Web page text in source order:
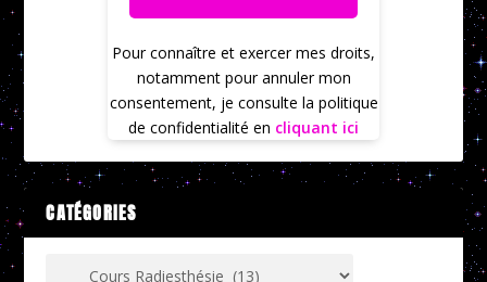
Pour connaître et exercer mes droits,
notamment pour annuler mon
consentement, je consulte la politique
de confidentialité en cliquant ici
CATÉGORIES